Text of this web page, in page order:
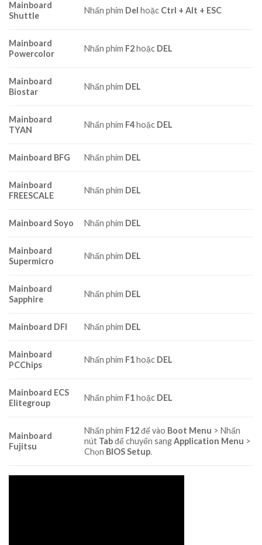
Mainboard
Shuttle
Nhấn phím Delhoặc Ctrl + Alt + ESC
Mainboard
Powercolor
Nhấn phím F2hoặc DEL
Mainboard
Biostar
Nhấn phím DEL
Mainboard
TYAN
Nhấn phím F4hoặc DEL
Mainboard BFG Nhấn phím DEL
Mainboard
FREESCALE
Nhấn phím DEL
Mainboard Soyo Nhấn phím DEL
Mainboard
Supermicro
Nhấn phím DEL
Mainboard
Sapphire
Nhấn phím DEL
Mainboard DFI Nhấn phím DEL
Mainboard
PCChips
Nhấn phím F1hoặc DEL
Mainboard ECS
Elitegroup
Nhấn phím F1hoặc DEL
Mainboard
Fujitsu
Nhấn phím F12để vào Boot Menu > Nhấn
nút Tabđể chuyển sangApplication Menu >
Chọn BIOS Setup.